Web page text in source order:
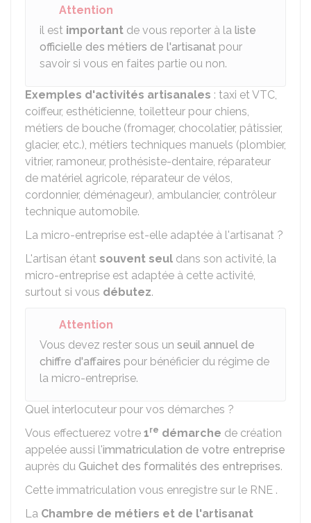
Attention
il est important de vous reporter à la liste
officielle des métiers de l'artisanat pour
savoir si vous en faites partie ou non.
Exemples d'activités artisanales : taxi et VTC,
coiffeur, esthéticienne, toiletteur pour chiens,
métiers de bouche (fromager, chocolatier, pâtissier,
glacier, etc.), métiers techniques manuels (plombier,
vitrier, ramoneur, prothésiste-dentaire, réparateur
de matériel agricole, réparateur de vélos,
cordonnier, déménageur), ambulancier, contrôleur
technique automobile.
La micro-entreprise est-elle adaptée à l'artisanat ?
L'artisan étant souvent seul dans son activité, la
micro-entreprise est adaptée à cette activité,
surtout si vous débutez.
Attention
Vous devez rester sous un seuil annuel de
chiffre d'affaires pour bénéficier du régime de
la micro-entreprise.
Quel interlocuteur pour vos démarches ?
Vous effectuerez votre 1re démarche de création
appelée aussi l'immatriculation de votre entreprise
auprès du Guichet des formalités des entreprises.
Cette immatriculation vous enregistre sur le RNE .
La Chambre de métiers et de l'artisanat